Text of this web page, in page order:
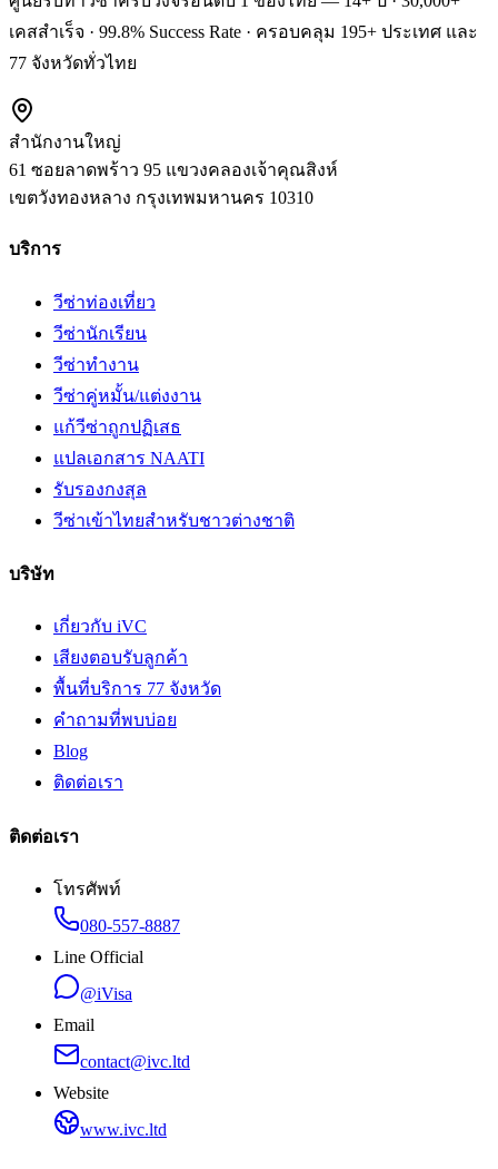
เคสสำเร็จ · 99.8% Success Rate · ครอบคลุม 195+ ประเทศ และ
77 จังหวัดทั่วไทย
สำนักงานใหญ่
61 ซอยลาดพร้าว 95 แขวงคลองเจ้าคุณสิงห์
เขตวังทองหลาง กรุงเทพมหานคร 10310
บริการ
วีซ่าท่องเที่ยว
วีซ่านักเรียน
วีซ่าทำงาน
วีซ่าคู่หมั้น/แต่งงาน
แก้วีซ่าถูกปฏิเสธ
แปลเอกสาร NAATI
รับรองกงสุล
วีซ่าเข้าไทยสำหรับชาวต่างชาติ
บริษัท
เกี่ยวกับ iVC
เสียงตอบรับลูกค้า
พื้นที่บริการ 77 จังหวัด
คำถามที่พบบ่อย
Blog
ติดต่อเรา
ติดต่อเรา
โทรศัพท์
080-557-8887
Line Official
@iVisa
Email
contact@ivc.ltd
Website
www.ivc.ltd